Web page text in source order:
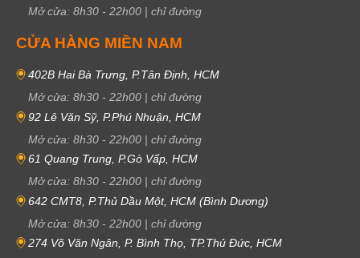
Mở cửa: 8h30 - 22h00 | chỉ đường
CỬA HÀNG MIỀN NAM
402B Hai Bà Trưng, P.Tân Định, HCM
Mở cửa: 8h30 - 22h00 | chỉ đường
92 Lê Văn Sỹ, P.Phú Nhuận, HCM
Mở cửa: 8h30 - 22h00 | chỉ đường
61 Quang Trung, P.Gò Vấp, HCM
Mở cửa: 8h30 - 22h00 | chỉ đường
642 CMT8, P.Thủ Dầu Một, HCM (Bình Dương)
Mở cửa: 8h30 - 22h00 | chỉ đường
274 Võ Văn Ngân, P. Bình Thọ, TP.Thủ Đức, HCM